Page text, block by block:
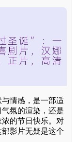
情感，是一部适
氛的渲染，还是
的节日快乐。对
影片无疑是这个